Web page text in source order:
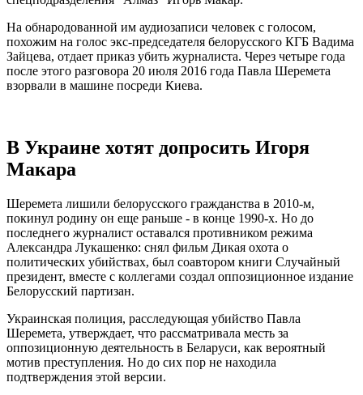
На обнародованной им аудиозаписи человек с голосом,
похожим на голос экс-председателя белорусского КГБ Вадима
Зайцева, отдает приказ убить журналиста. Через четыре года
после этого разговора 20 июля 2016 года Павла Шеремета
взорвали в машине посреди Киева.
В Украине хотят допросить Игоря
Макара
Шеремета лишили белорусского гражданства в 2010-м,
покинул родину он еще раньше - в конце 1990-х. Но до
последнего журналист оставался противником режима
Александра Лукашенко: снял фильм Дикая охота о
политических убийствах, был соавтором книги Случайный
президент, вместе с коллегами создал оппозиционное издание
Белорусский партизан.
Украинская полиция, расследующая убийство Павла
Шеремета, утверждает, что рассматривала месть за
оппозиционную деятельность в Беларуси, как вероятный
мотив преступления. Но до сих пор не находила
подтверждения этой версии.